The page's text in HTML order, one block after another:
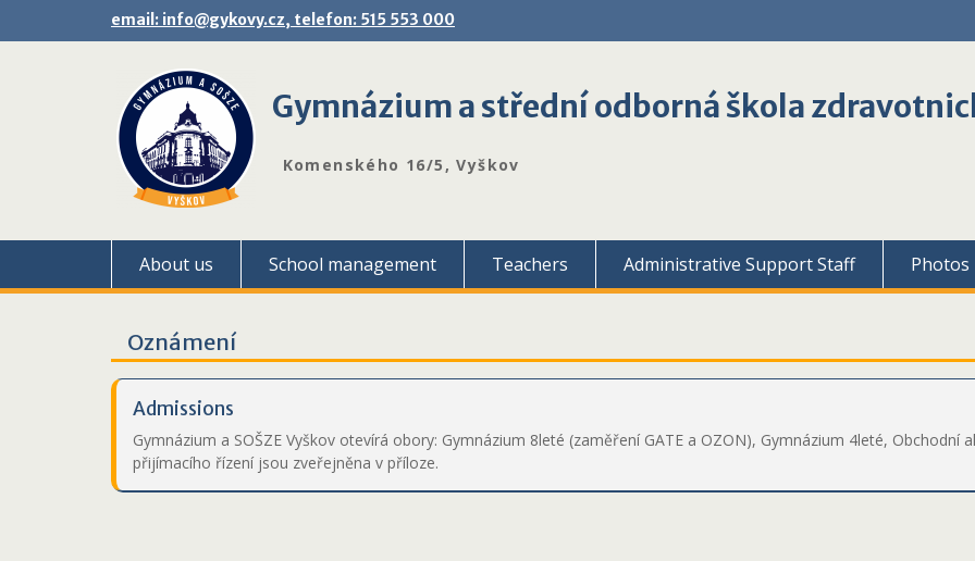
email: info@gykovy.cz, telefon: 515 553 000
Gymnázium a střední odborná škola
Komenského 16/5, Vyškov
About us School management Teachers Administrative Support Staff Photos
Oznámení
Admissions
Gymnázium a SOŠZE Vyškov otevírá obory: Gymnázium 8leté (zaměření GATE a OZON), Gymnázium 4leté, Obchodní
přijímacího řízení jsou zveřejněna v příloze.